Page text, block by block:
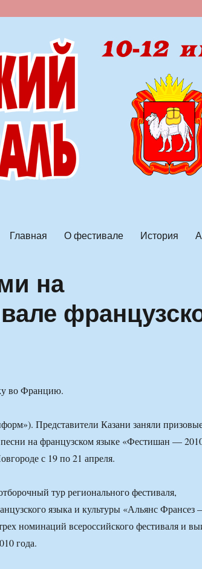
Главная О фестивале История
на
во Францию.
Представители Казани заняли
на французском языке «Фестишан —
с 19 по 21 апреля.
тур регионального фестиваля,
языка и культуры «Альянс Франсез
номинаций всероссийского фестиваля и
года.